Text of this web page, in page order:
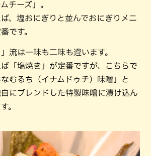
チーズ」。
、塩おにぎりと並んでおにぎりメニ
です。
流は一味も二味も違います。
「塩焼き」が定番ですが、こちらで
むるち（イナムドゥチ）味噌」と
自にブレンドした特製味噌に漬け込ん
。